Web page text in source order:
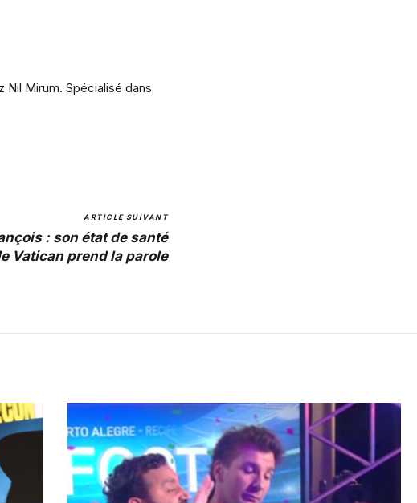
Mirum. Spécialisé dans
ARTICLE SUIVANT
: son état de santé
Vatican prend la parole